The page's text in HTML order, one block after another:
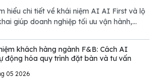
hiểu chi tiết về khái niệm AI AI First và lộ
giúp doanh nghiệp tối ưu vận hành,
khách hàng ngành F&B: Cách AI
động hóa quy trình đặt bàn và tư vấn
05 2026